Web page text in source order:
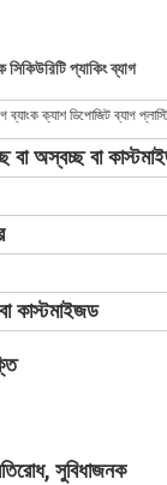
প্যাকিং ব্যাগ
ব্যাংক ক্যাশ ডিপোজিট ব্যাগ
অস্বচ্ছ বা
কাস্টমাইজড
সুবিধাজনক